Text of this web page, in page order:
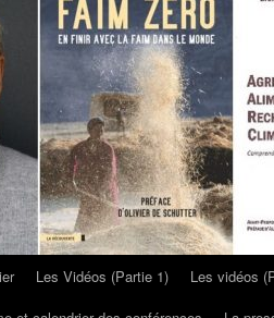
Les Vidéos (Partie 1)
Les vidéos